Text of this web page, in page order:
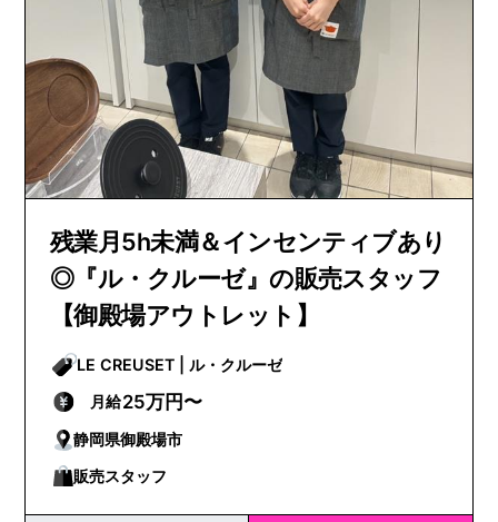
残業月5h未満＆インセンティブあり
◎『ル・クルーゼ』の販売スタッフ
【御殿場アウトレット】
LE CREUSET | ル・クルーゼ
月給25万円〜
静岡県御殿場市
販売スタッフ